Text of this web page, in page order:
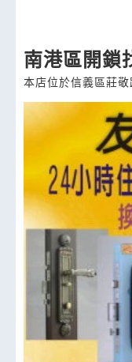
南港區開鎖
本店位於信義區莊